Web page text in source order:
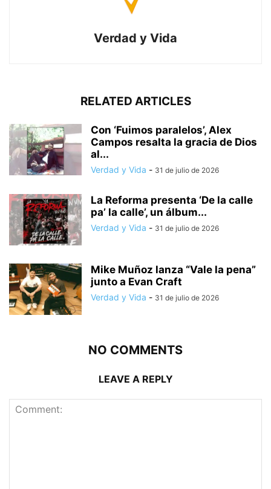
Verdad y Vida
RELATED ARTICLES
Con ‘Fuimos paralelos’, Alex
Campos resalta la gracia de Dios
al...
Verdad y Vida - 31 de julio de 2026
La Reforma presenta ‘De la calle
pa’ la calle’, un álbum...
Verdad y Vida - 31 de julio de 2026
Mike Muñoz lanza “Vale la pena”
junto a Evan Craft
Verdad y Vida - 31 de julio de 2026
NO COMMENTS
LEAVE A REPLY